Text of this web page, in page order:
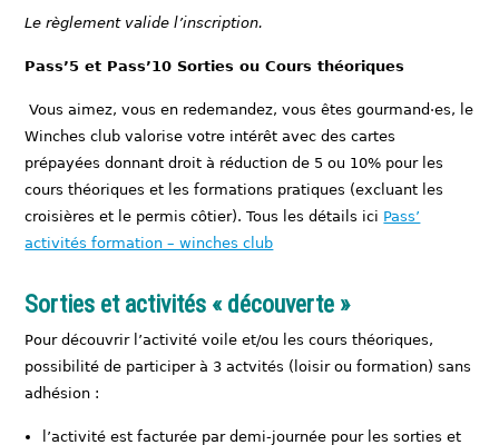
Le règlement valide l’inscription.
Pass’5 et Pass’10 Sorties ou Cours théoriques
Vous aimez, vous en redemandez, vous êtes gourmand·es, le
Winches club valorise votre intérêt avec des cartes
prépayées donnant droit à réduction de 5 ou 10% pour les
cours théoriques et les formations pratiques (excluant les
croisières et le permis côtier). Tous les détails ici Pass’
activités formation – winches club
Sorties et activités « découverte »
Pour découvrir l’activité voile et/ou les cours théoriques,
possibilité de participer à 3 actvités (loisir ou formation) sans
adhésion :
l’activité est facturée par demi-journée pour les sorties et